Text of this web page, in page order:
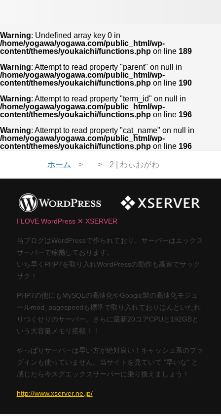
Warning: Undefined array key 0 in
/home/yogawa/yogawa.com/public_html/wp-
content/themes/youkaichi/functions.php on line 189
Warning: Attempt to read property "parent" on null in
/home/yogawa/yogawa.com/public_html/wp-
content/themes/youkaichi/functions.php on line 190
Warning: Attempt to read property "term_id" on null in
/home/yogawa/yogawa.com/public_html/wp-
content/themes/youkaichi/functions.php on line 196
Warning: Attempt to read property "cat_name" on null in
/home/yogawa/yogawa.com/public_html/wp-
content/themes/youkaichi/functions.php on line 196
ホーム 2 | わぃおがわ
I LOVE WordPress ✕ XSERVER
当ブログはWordPressで作られており、サーバーはエックス
サーバーで稼働しております。
いち早くPHP7を取り入れWordPressの動作も高速でサック
サク！
PHP7の他にもMySQLの高速化やGoogle製の高速化モジュ
ールmod_pagespeedも標準で取り入れておりほんといたれ
りつくせりのサーバー。さらに最新20コアCPUと192GBと
いう大容量メモリ搭載！！
やっぱりサーバーは早い方が絶対良い！キャッシュ系のプラ
グインも使っていません。当サイトを見ていて "早いな" と
感じたら今スグエックスサーバーに乗り換えましょう！
http://www.xserver.ne.jp/